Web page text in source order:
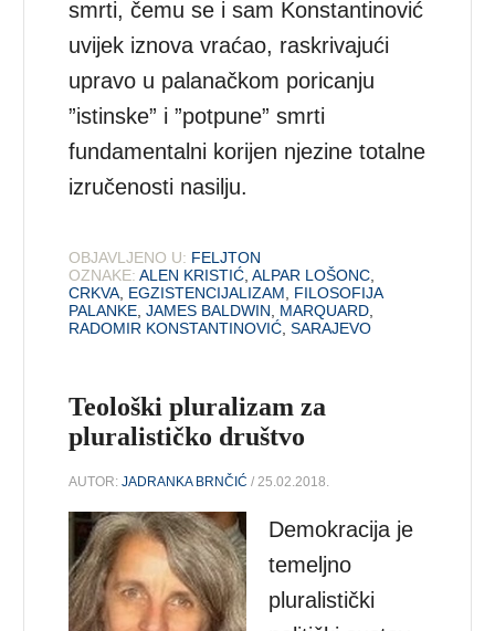
smrti, čemu se i sam Konstantinović
uvijek iznova vraćao, raskrivajući
upravo u palanačkom poricanju
”istinske” i ”potpune” smrti
fundamentalni korijen njezine totalne
izručenosti nasilju.
OBJAVLJENO U: FELJTON
OZNAKE: ALEN KRISTIĆ ,ALPAR LOŠONC
CRKVA EGZISTENCIJALIZAM
FILOSOFIJA
PALANKE ,JAMES BALDWIN MARQUARD
RADOMIR KONSTANTINOVIĆ ,SARAJEVO
Teološki pluralizam za
pluralističko društvo
AUTOR:JADRANKA BRNČIĆ / 25.02.2018.
Demokracija je
temeljno
pluralistički